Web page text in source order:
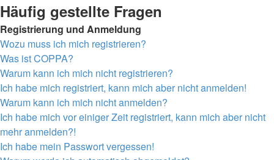
Häufig gestellte Fragen
Registrierung und Anmeldung
Wozu muss ich mich registrieren?
Was ist COPPA?
Warum kann ich mich nicht registrieren?
Ich habe mich registriert, kann mich aber nicht anmelden!
Warum kann ich mich nicht anmelden?
Ich habe mich vor einiger Zeit registriert, kann mich aber nicht
mehr anmelden?!
Ich habe mein Passwort vergessen!